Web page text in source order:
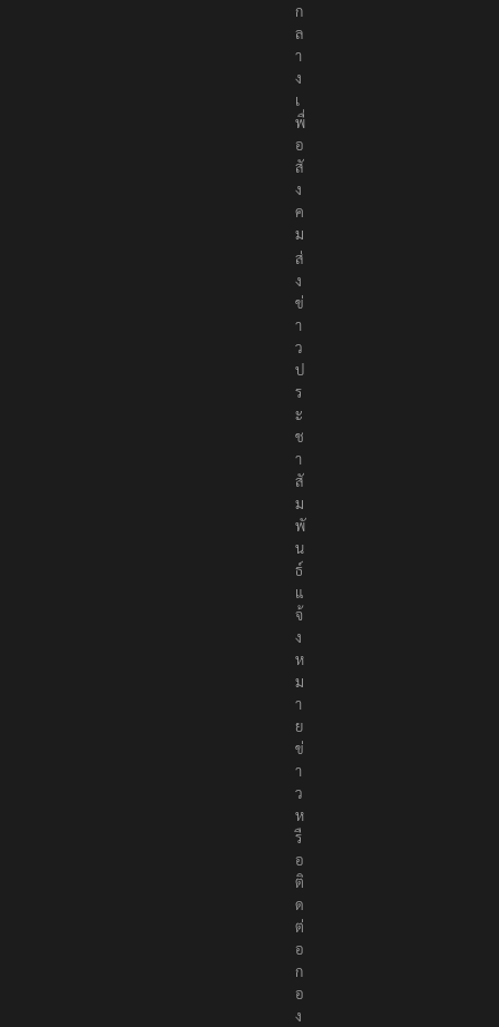
ก
ล
า
ง
เ
พื่
อ
สั
ง
ค
ม
ส่
ง
ข่
า
ว
ป
ร
ะ
ช
า
สั
ม
พั
น
ธ์
แ
จ้
ง
ห
ม
า
ย
ข่
า
ว
ห
รื
อ
ติ
ด
ต่
อ
ก
อ
ง